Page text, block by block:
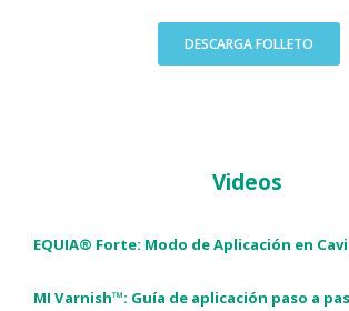
DESCARGA FOLLETO
Videos
EQUIA® Forte: Modo de Aplicación en
MI Varnish™: Guía de aplicación paso a